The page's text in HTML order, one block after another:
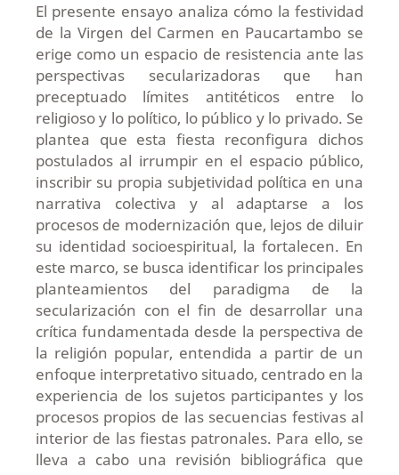
El presente ensayo analiza cómo la festividad
de la Virgen del Carmen en Paucartambo se
erige como un espacio de resistencia ante las
perspectivas secularizadoras que han
preceptuado límites antitéticos entre lo
religioso y lo político, lo público y lo privado. Se
plantea que esta fiesta reconfigura dichos
postulados al irrumpir en el espacio público,
inscribir su propia subjetividad política en una
narrativa colectiva y al adaptarse a los
procesos de modernización que, lejos de diluir
su identidad socioespiritual, la fortalecen. En
este marco, se busca identificar los principales
planteamientos del paradigma de la
secularización con el fin de desarrollar una
crítica fundamentada desde la perspectiva de
la religión popular, entendida a partir de un
enfoque interpretativo situado, centrado en la
experiencia de los sujetos participantes y los
procesos propios de las secuencias festivas al
interior de las fiestas patronales. Para ello, se
lleva a cabo una revisión bibliográfica que